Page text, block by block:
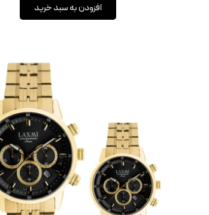
افزودن به سبد خرید